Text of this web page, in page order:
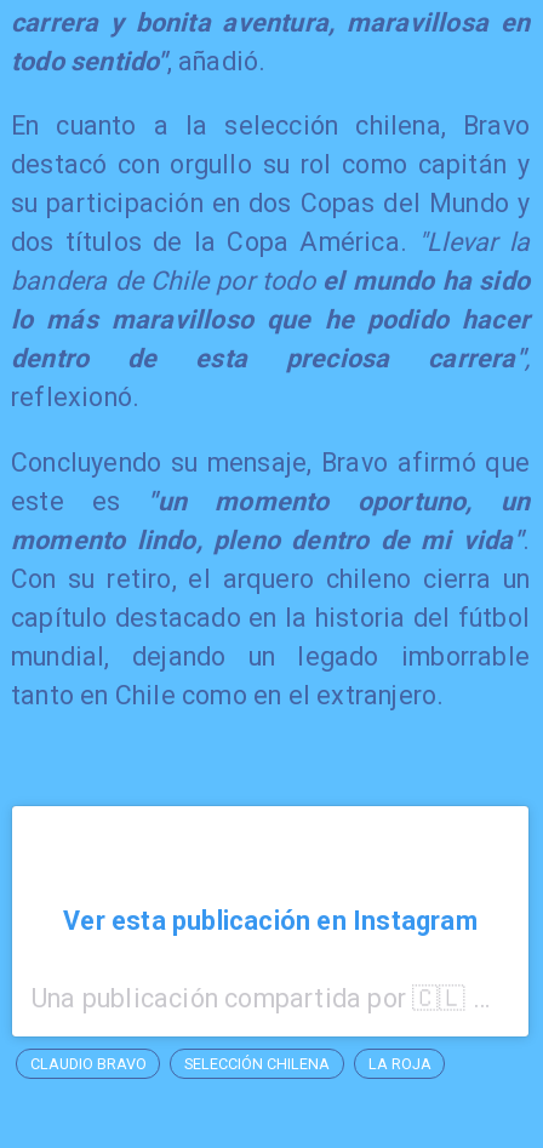
carrera y bonita aventura, maravillosa en
todo sentido", añadió.
En cuanto a la selección chilena, Bravo
destacó con orgullo su rol como capitán y
su participación en dos Copas del Mundo y
dos títulos de la Copa América. "Llevar la
bandera de Chile por todo el mundo ha sido
lo más maravilloso que he podido hacer
dentro de esta preciosa carrera",
reflexionó.
Concluyendo su mensaje, Bravo afirmó que
este es
"un momento oportuno, un
momento lindo, pleno dentro de mi vida".
Con su retiro, el arquero chileno cierra un
capítulo destacado en la historia del fútbol
mundial, dejando un legado imborrable
tanto en Chile como en el extranjero.
Ver esta publicación en Instagram
Una publicación compartida por 🇨🇱 Ｃｌａｕｄｉｏ Ｂｒａｖｏ (@claudiobravo1)
CLAUDIO BRAVO SELECCIÓN CHILENA LA ROJA